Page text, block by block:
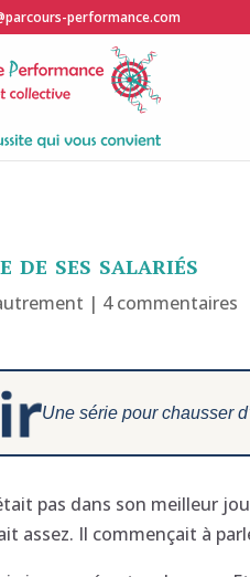
performance.com
de ses salariés
| 4 commentaires
Une série pour chausser
pas dans son meilleur
assez. Il commençait à